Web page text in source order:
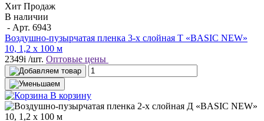
Хит Продаж
В наличии
- Арт. 6943
Воздушно-пузырчатая пленка 3-х слойная T «BASIC NEW»
10, 1,2 х 100 м
2349i /шт. Оптовые цены
В корзину